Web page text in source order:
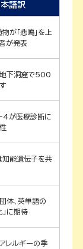
本語訳
物が「悲鳴」を上
が発表
地下洞窟で500
が医療診断に
知能遺伝子を共
体、英単語の
」に期待
レルギーの季